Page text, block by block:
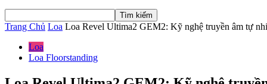
Trang Chủ Loa Loa Revel Ultima2 GEM2: Kỹ nghệ truyền âm tự
Loa
Loa Floorstanding